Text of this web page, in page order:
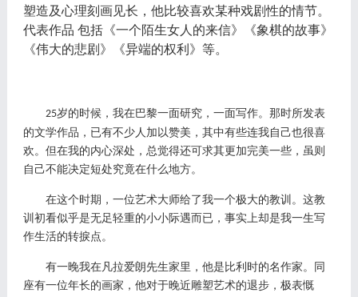
塑造及心理刻画见长，他比较喜欢某种戏剧性的情节。
代表作品 包括《一个陌生女人的来信》《象棋的故事》
《伟大的悲剧》《异端的权利》等。
25岁的时候，我在巴黎一面研究，一面写作。那时所发表
的文学作品，已有不少人加以赞美，其中有些连我自己也很喜
欢。但在我的内心深处，总觉得还可求其更加完美一些，虽则
自己不能决定短处究竟在什么地方。
在这个时期，一位艺术大师给了我一个极大的教训。这教
训初看似乎是无足轻重的小小际遇而已，事实上却是我一生写
作生活的转捩点。
有一晚我在凡拉爱朗先生家里，他是比利时的名作家。同
座有一位年长的画家，他对于晚近雕塑艺术的退步，极表慨